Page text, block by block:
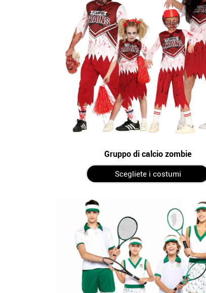
Gruppo di calcio zombie
Scegliete i costumi